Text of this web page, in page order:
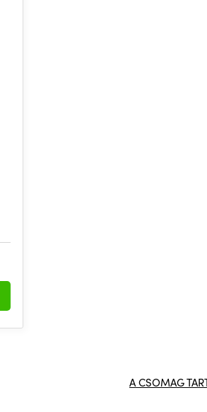
A CSOMAG